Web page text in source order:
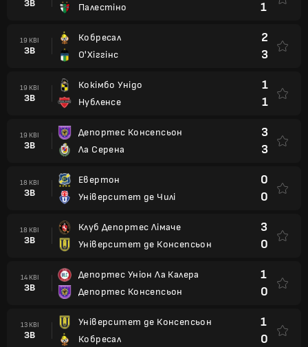
ЗВ
Палестіно
1
19 КВІ
ЗВ
Кобресал
О'Хіггінс
2
3
19 КВІ
ЗВ
Кокімбо Унідо
Нубленсе
1
1
19 КВІ
ЗВ
Депортес Консепсьон
Ла Серена
3
3
18 КВІ
ЗВ
Евертон
Університет де Чилі
0
0
18 КВІ
ЗВ
Клуб Депортес Лімаче
Університет де Консепсьон
3
0
14 КВІ
ЗВ
Депортес Уніон Ла Калера
Депортес Консепсьон
1
0
13 КВІ
ЗВ
Університет де Консепсьон
Кобресал
1
0